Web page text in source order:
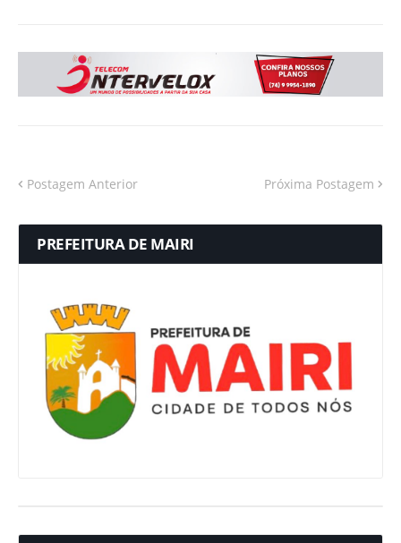
Postagem Anterior Próxima Postagem
PREFEITURA DE MAIRI